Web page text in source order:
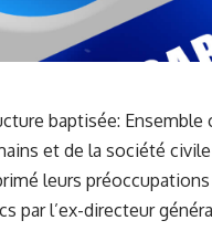
baptisée: Ensemble
et de la société civile
leurs
par l’ex-directeur